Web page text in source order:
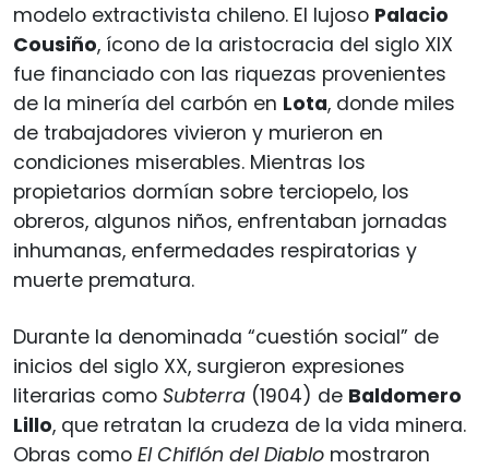
modelo extractivista chileno. El lujoso Palacio
Cousiño, ícono de la aristocracia del siglo XIX
fue financiado con las riquezas provenientes
de la minería del carbón en Lota, donde miles
de trabajadores vivieron y murieron en
condiciones miserables. Mientras los
propietarios dormían sobre terciopelo, los
obreros, algunos niños, enfrentaban jornadas
inhumanas, enfermedades respiratorias y
muerte prematura.
Durante la denominada “cuestión social” de
inicios del siglo XX, surgieron expresiones
literarias como Subterra (1904) de Baldomero
Lillo, que retratan la crudeza de la vida minera.
Obras como El Chiflón del Diablo mostraron